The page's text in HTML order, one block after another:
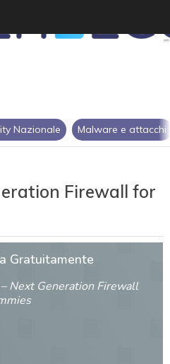
Nazionale Malware e attacchi
Firewall for
Gratuitamente
Next Generation Firewall